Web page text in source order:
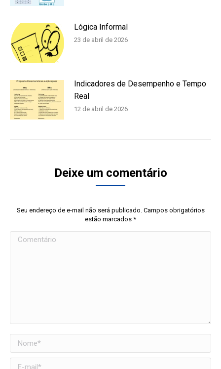
Lógica Informal
23 de abril de 2026
Indicadores de Desempenho e Tempo
Real
12 de abril de 2026
Deixe um comentário
Seu endereço de e-mail não será publicado. Campos obrigatórios
estão marcados *
Comentário
Nome *
E-mail *